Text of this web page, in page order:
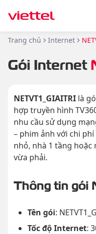
Trang chủ Internet
Gói Internet
NETVT1_GIAITRI là
hợp truyền hình
nhu cầu sử dụng
– phim ảnh với chi
nhỏ, nhà 1 tầng
vừa phải.
Thông tin gói
Tên gói:
Tốc độ Internet: